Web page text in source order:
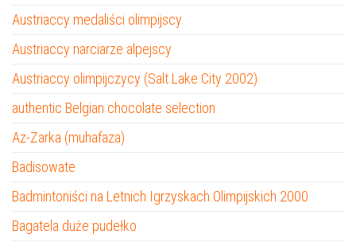
Austriaccy medaliści olimpijscy
Austriaccy narciarze alpejscy
Austriaccy olimpijczycy (Salt Lake City 2002)
authentic Belgian chocolate selection
Az-Zarka (muhafaza)
Badisowate
Badmintoniści na Letnich Igrzyskach Olimpijskich 2000
Bagatela duże pudełko